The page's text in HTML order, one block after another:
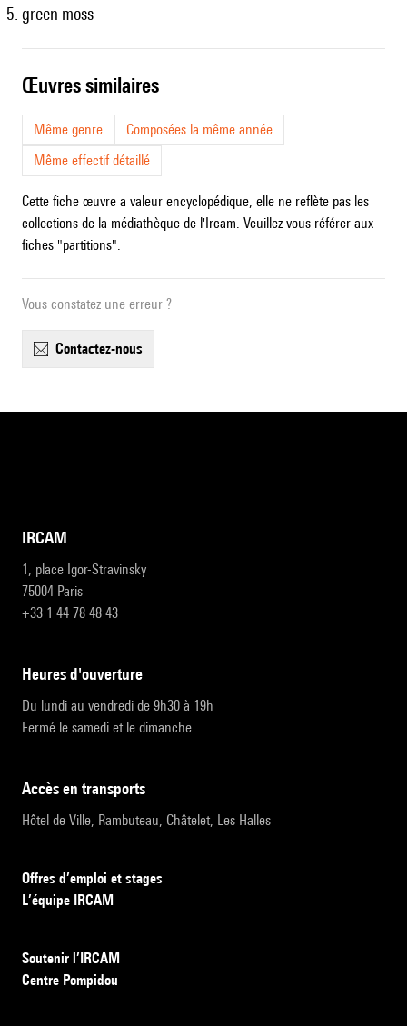
green moss
œuvres similaires
Même genre
Composées la même année
Même effectif détaillé
Cette fiche œuvre a valeur encyclopédique, elle ne reflète pas les
collections de la médiathèque de l'Ircam. Veuillez vous référer aux
fiches "partitions".
Vous constatez une erreur ?
contactez-nous
IRCAM
1, place Igor-Stravinsky
75004 Paris
+33 1 44 78 48 43
heures d'ouverture
Du lundi au vendredi de 9h30 à 19h
Fermé le samedi et le dimanche
accès en transports
Hôtel de Ville, Rambuteau, Châtelet, Les Halles
Offres d’emploi et stages
L’équipe IRCAM
Soutenir l’IRCAM
Centre Pompidou